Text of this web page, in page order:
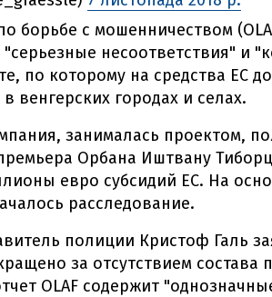
борьбе с мошенничеством
несоответствия" и
по которому на средства ЕС
венгерских городах и селах.
занималась проектом,
Орбана Иштвану
евро субсидий ЕС. На
расследование.
полиции Кристоф Галь
за отсутствием состава
OLAF содержит